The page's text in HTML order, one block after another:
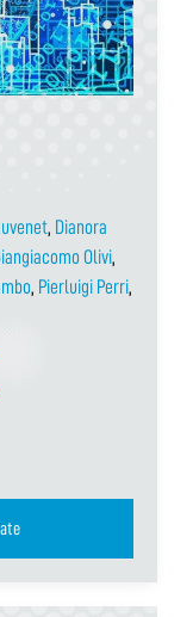
, Dianora
Olivi,
, Pierluigi Perri,